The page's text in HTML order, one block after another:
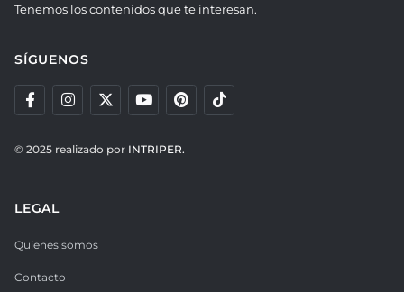
Tenemos los contenidos que te interesan.
SÍGUENOS
© 2025 realizado por INTRIPER.
LEGAL
Quienes somos
Contacto